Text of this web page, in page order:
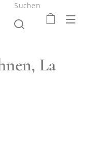
Suchen
La